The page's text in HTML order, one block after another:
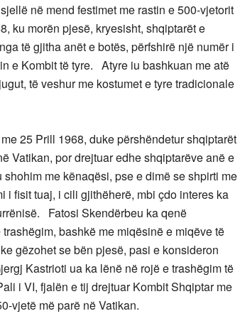
në mend festimet me rastin e 500-vjetorit
ku morën pjesë, kryesisht, shqiptarët e
të gjitha anët e botës, përfshirë një numër i
e Kombit të tyre. Atyre iu bashkuan me atë
të veshur me kostumet e tyre tradicionale
25 Prill 1968, duke përshëndetur shqiptarët
Vatikan, por drejtuar edhe shqiptarëve anë e
me kënaqësi, pse e dimë se shpirti me
i fisit tuaj, i cili gjithëherë, mbi çdo interes ka
Fatosi Skendërbeu ka qenë
bashkë me miqësinë e miqëve të
gëzohet se bën pjesë, pasi e konsideron
Kastrioti ua ka lënë në rojë e trashëgim të
i VI, fjalën e tij drejtuar Kombit Shqiptar me
vjetë më parë në Vatikan.